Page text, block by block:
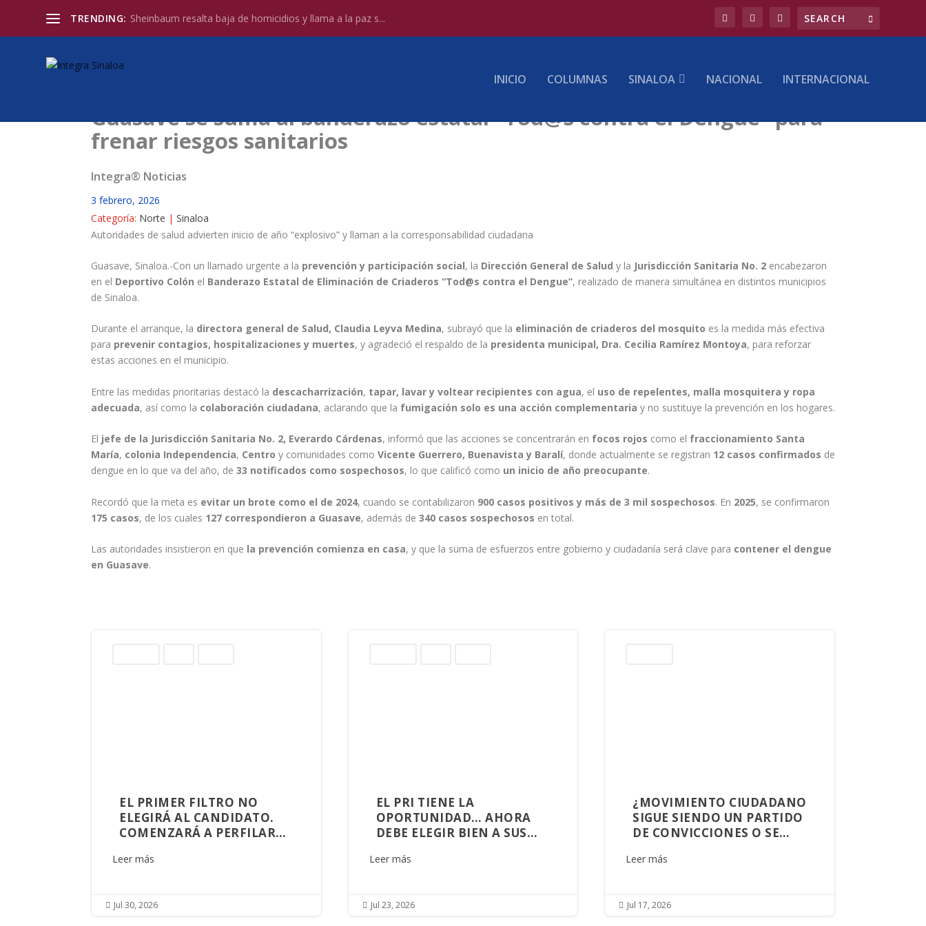
TRENDING: Sheinbaum resalta baja de homicidios y llama a la paz s...
INICIO COLUMNAS SINALOA NACIONAL INTERNACIONAL
Guasave se suma al banderazo estatal “Tod@s contra el Dengue” para
frenar riesgos sanitarios
Integra® Noticias
3 febrero, 2026
Categoría: Norte | Sinaloa
Autoridades de salud advierten inicio de año “explosivo” y llaman a la corresponsabilidad ciudadana
Guasave, Sinaloa.-Con un llamado urgente a la prevención y participación social, la Dirección General de Salud y la Jurisdicción Sanitaria No. 2 encabezaron
en el Deportivo Colón el Banderazo Estatal de Eliminación de Criaderos “Tod@s contra el Dengue”, realizado de manera simultánea en distintos municipios
de Sinaloa.
Durante el arranque, la directora general de Salud, Claudia Leyva Medina, subrayó que la eliminación de criaderos del mosquito es la medida más efectiva
para prevenir contagios, hospitalizaciones y muertes, y agradeció el respaldo de la presidenta municipal, Dra. Cecilia Ramírez Montoya, para reforzar
estas acciones en el municipio.
Entre las medidas prioritarias destacó la descacharrización, tapar, lavar y voltear recipientes con agua, el uso de repelentes, malla mosquitera y ropa
adecuada, así como la colaboración ciudadana, aclarando que la fumigación solo es una acción complementaria y no sustituye la prevención en los hogares.
El jefe de la Jurisdicción Sanitaria No. 2, Everardo Cárdenas, informó que las acciones se concentrarán en focos rojos como el fraccionamiento Santa
María, colonia Independencia, Centro y comunidades como Vicente Guerrero, Buenavista y Baralí, donde actualmente se registran 12 casos confirmados de
dengue en lo que va del año, de 33 notificados como sospechosos, lo que calificó como un inicio de año preocupante.
Recordó que la meta es evitar un brote como el de 2024, cuando se contabilizaron 900 casos positivos y más de 3 mil sospechosos. En 2025, se confirmaron
175 casos, de los cuales 127 correspondieron a Guasave, además de 340 casos sospechosos en total.
Las autoridades insistieron en que la prevención comienza en casa, y que la suma de esfuerzos entre gobierno y ciudadanía será clave para contener el dengue
en Guasave.
EL PRIMER FILTRO NO
ELEGIRÁ AL CANDIDATO.
COMENZARÁ A PERFILAR
SINALOA
Leer más
 Jul 30, 2026
EL PRI TIENE LA
OPORTUNIDAD… AHORA
DEBE ELEGIR BIEN A SUS
Leer más
 Jul 23, 2026
¿MOVIMIENTO CIUDADANO
SIGUE SIENDO UN PARTIDO
DE CONVICCIONES O SE
PLATAFORMA DE
Leer más
 Jul 17, 2026